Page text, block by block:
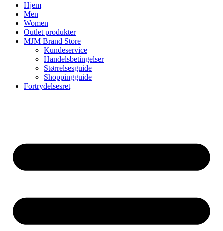
Hjem
Men
Women
Outlet produkter
MJM Brand Store
Kundeservice
Handelsbetingelser
Størrelsesguide
Shoppingguide
Fortrydelsesret